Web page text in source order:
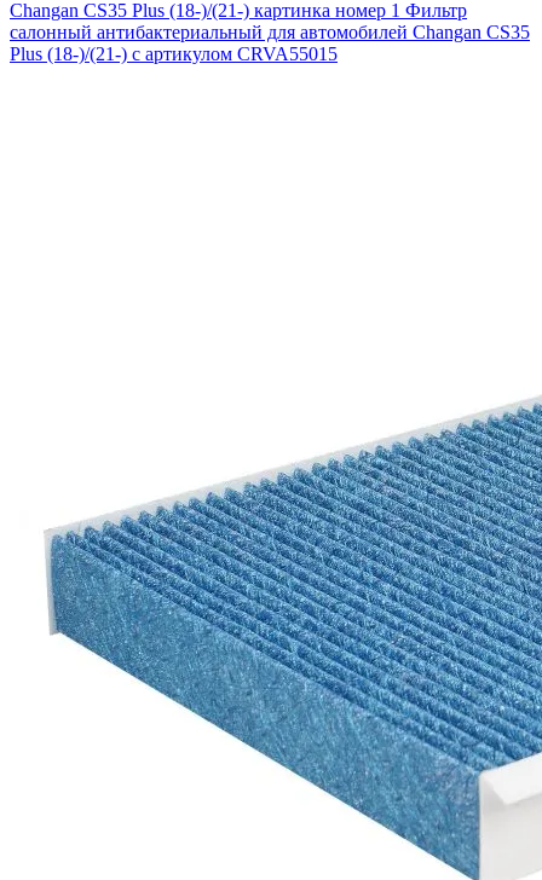
Changan CS35 Plus (18-)/(21-) картинка номер 1 Фильтр
салонный антибактериальный для автомобилей Changan CS35
Plus (18-)/(21-) с артикулом CRVA55015